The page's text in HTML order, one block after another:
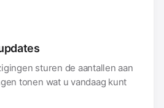
sturen de aantallen aan
tonen wat u vandaag kunt